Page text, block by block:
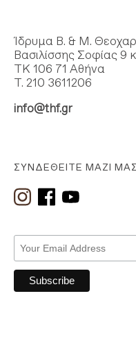
ΣΥΝΔΕΘΕΊΤΕ ΜΑΖΊ ΜΑΣ
Ίδρυμα Β. & Μ.
Βασιλίσσης Σοφίας 9
ΤΚ 106 71 Αθήνα
Τ. 210 3611206
info@thf.gr